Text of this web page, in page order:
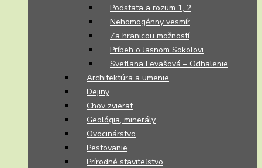
Podstata a rozum 1, 2
Nehomogénny vesmír
Za hranicou možností
Príbeh o Jasnom Sokolovi
Svetlana Levašová – Odhalenie
Architektúra a umenie
Dejiny
Chov zvierat
Geológia, minerály
Ovocinárstvo
Pestovanie
Prírodné staviteľstvo